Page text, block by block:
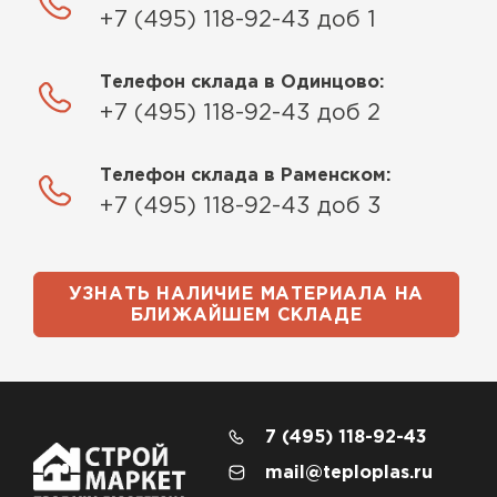
+7 (495) 118-92-43 доб 1
Телефон склада в Одинцово:
+7 (495) 118-92-43 доб 2
Телефон склада в Раменском:
+7 (495) 118-92-43 доб 3
УЗНАТЬ НАЛИЧИЕ МАТЕРИАЛА НА
БЛИЖАЙШЕМ СКЛАДЕ
7 (495) 118-92-43
mail@teploplas.ru